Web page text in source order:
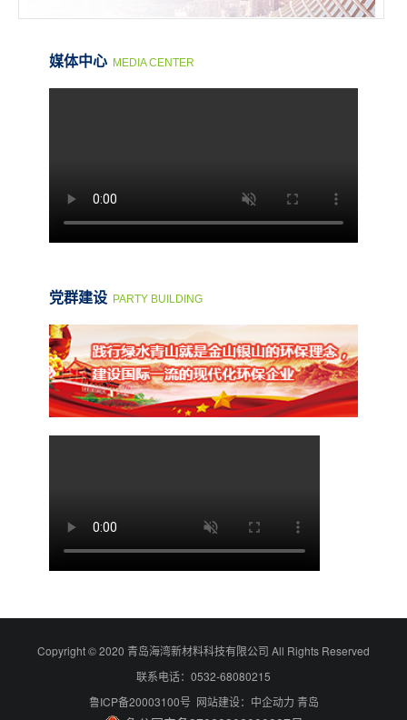
媒体中心 MEDIA CENTER
党群建设 PARTY BUILDING
Copyright © 2020 青岛海湾新材料科技有限公司 All Rights Reserved
联系电话：0532-68080215
鲁ICP备20003100号 网站建设：中企动力 青岛